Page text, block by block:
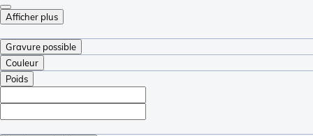
Afficher plus
Gravure possible
Couleur
Poids